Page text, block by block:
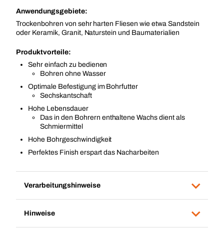
Anwendungsgebiete:
Trockenbohren von sehr harten Fliesen wie etwa Sandstein
oder Keramik, Granit, Naturstein und Baumaterialien
Produktvorteile:
Sehr einfach zu bedienen
Bohren ohne Wasser
Optimale Befestigung im Bohrfutter
Sechskantschaft
Hohe Lebensdauer
Das in den Bohrern enthaltene Wachs dient als
Schmiermittel
Hohe Bohrgeschwindigkeit
Perfektes Finish erspart das Nacharbeiten
Verarbeitungshinweise
Hinweise